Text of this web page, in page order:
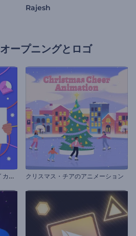
Rajesh
オープニングとロゴ
「
労働者の日」グリーティング カード クリスマス・チアのアニメーション